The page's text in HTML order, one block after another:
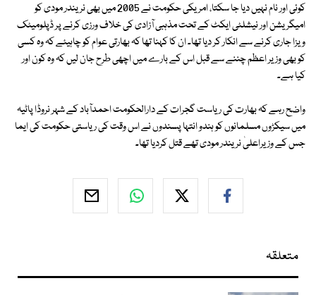
کوئی اور نام نہیں دیا جا سکتا، امریکی حکومت نے 2005 میں بھی نریندر مودی کو
امیگریشن اور نیشلٹی ایکٹ کے تحت مذہبی آزادی کی خلاف ورزی کرنے پر ڈپلومیٹک
ویزا جاری کرنے سے انکار کر دیا تھا۔ ان کا کہنا تھا کہ بھارتی عوام کو چاہیئے کہ وہ کسی
کو بھی وزیر اعظم چننے سے قبل اس کے بارے میں اچھی طرح جان لیں کہ وہ کون اور
کیا ہے۔
واضح رہے کہ بھارت کی ریاست گجرات کے دارالحکومت احمدآباد کے شہر نروڈا پاٹیہ
میں سیکڑوں مسلمانوں کو ہندو انتہا پسندوں نے اس وقت کی ریاستی حکومت کی ایما
جس کے وزیراعلیٰ نریندر مودی تھے قتل کردیا تھا۔
متعلقہ